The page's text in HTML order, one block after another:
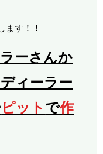
ます！！
ーさんか
ィーラー
ピット で作